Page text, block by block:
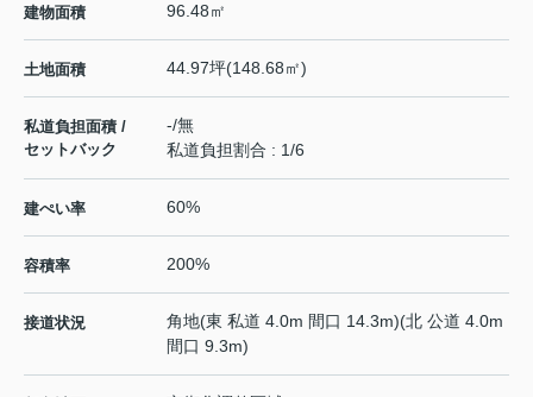
建物面積 96.48㎡
土地面積 44.97坪(148.68㎡)
私道負担面積 /
セットバック
-/無
私道負担割合 : 1/6
建ぺい率 60%
容積率 200%
接道状況
角地(東 私道 4.0m 間口 14.3m)(北 公道 4.0m
間口 9.3m)